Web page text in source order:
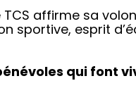
affirme sa
sportive, esprit
qui font